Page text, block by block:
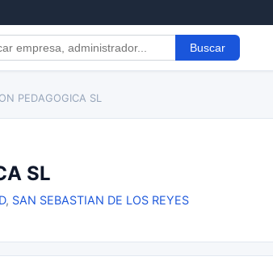
Buscar
PEDAGOGICA SL
SL
, SAN SEBASTIAN DE LOS REYES